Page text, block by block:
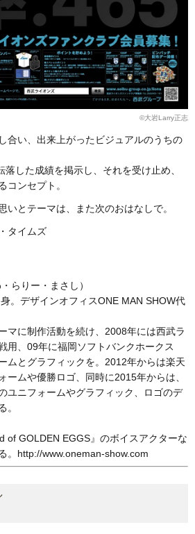
©︎大岩Larry正志
合い、出来上がったビジュアルのうちの
した成績を掲示し、それを受け止め、
コンセプト。
いとテーマは、また次のおはなしで。
タイムズ
らりー・まさし）
。デザインオフィスONE MAN SHOW代
マに制作活動を続け、2008年には西武ラ
用、09年に福岡ソフトバンクホークス
ムとグラフィックを。2012年からは楽天
ームや優勝ロゴ、同時に2015年からは、
ユニフォームやグラフィック、ロゴのデ
。
of GOLDEN EGGS』のボイスアクターな
。http://www.oneman-show.com